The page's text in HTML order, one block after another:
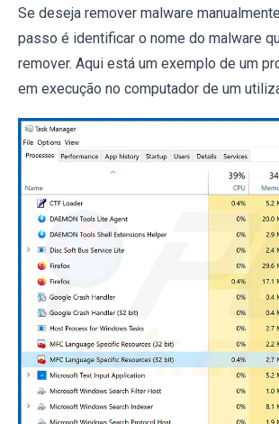
Se deseja remover malware
passo é identificar o nome do malware
remover. Aqui está um exemplo de um
em execução no computador de um